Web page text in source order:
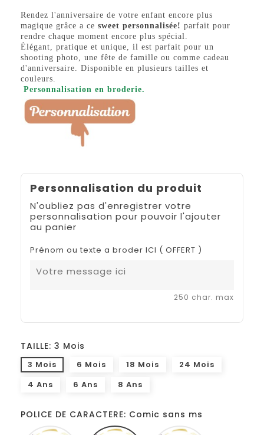
Rendez l'anniversaire de votre enfant encore plus
magique grâce a ce sweet personnalisée! parfait pour
rendre chaque moment encore plus spécial.
Élégant, pratique et unique, il est parfait pour un
shooting photo, une fête de famille ou comme cadeau
d'anniversaire. Disponible en plusieurs tailles et
couleurs.
Personnalisation en broderie.
Personnalisation du produit
N'oubliez pas d'enregistrer votre
personnalisation pour pouvoir l'ajouter
au panier
Prénom ou texte a broder ICI ( OFFERT )
250 char. max
TAILLE: 3 Mois
3 Mois 6 Mois 18 Mois
24 Mois
4 Ans
6 Ans 8 Ans
POLICE DE CARACTERE: Comic sans ms
Monotype Comic